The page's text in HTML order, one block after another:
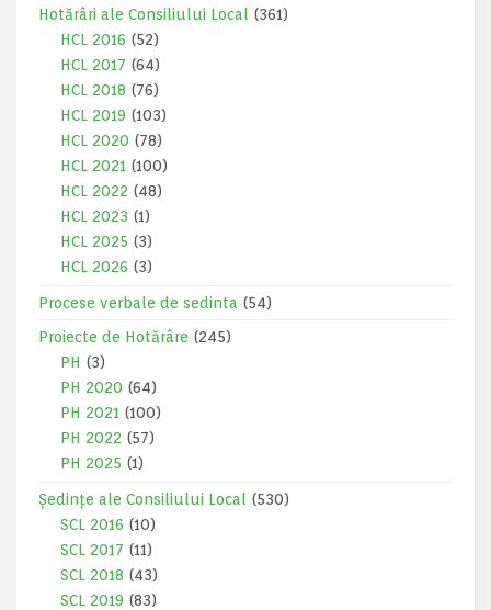
Hotărâri ale Consiliului Local
(361)
HCL 2016 (52)
HCL 2017 (64)
HCL 2018 (76)
HCL 2019 (103)
HCL 2020 (78)
HCL 2021 (100)
HCL 2022 (48)
HCL 2023 (1)
HCL 2025 (3)
HCL 2026 (3)
Procese verbale de sedinta (54)
Proiecte de Hotărâre (245)
PH (3)
PH 2020 (64)
PH 2021 (100)
PH 2022 (57)
PH 2025 (1)
Ședințe ale Consiliului Local
(530)
SCL 2016 (10)
SCL 2017 (11)
SCL 2018 (43)
SCL 2019 (83)